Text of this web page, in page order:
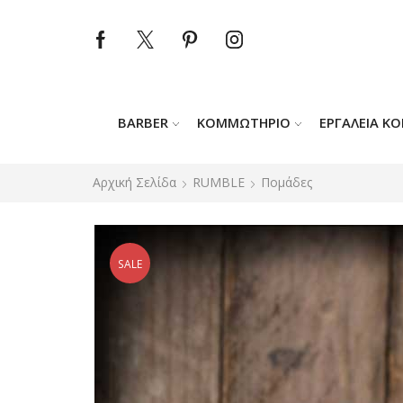
BARBER ΚΟΜΜΩΤΉΡΙΟ ΕΡΓΑΛΕΊΑ
Αρχική Σελίδα RUMBLE Πομάδες
SALE